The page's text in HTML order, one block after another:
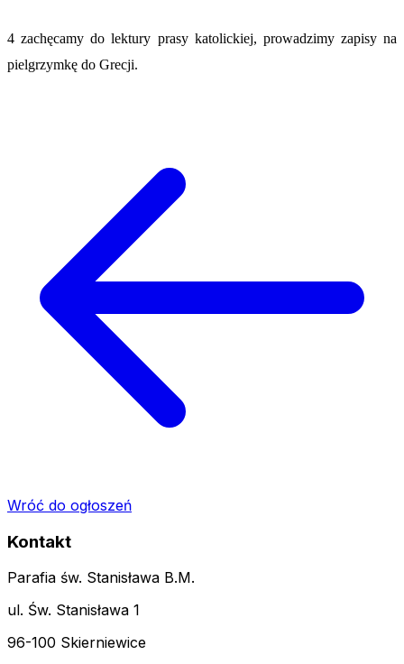
4 zachęcamy do lektury prasy katolickiej, prowadzimy zapisy na
pielgrzymkę do Grecji.
Wróć do ogłoszeń
Kontakt
Parafia św. Stanisława B.M.
ul. Św. Stanisława 1
96-100 Skierniewice